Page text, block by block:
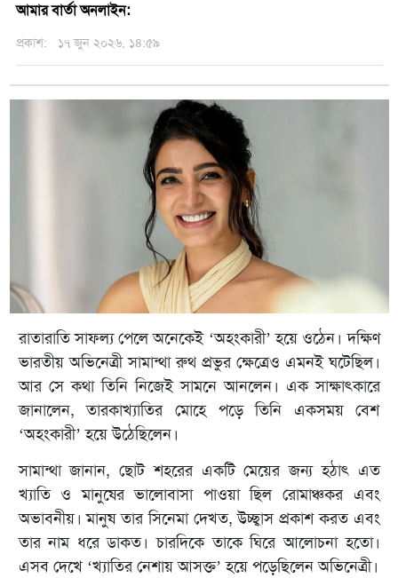
আমার বার্তা অনলাইন:
প্রকাশ: ১৭ জুন ২০২৬, ১৪:৫৯
রাতারাতি সাফল্য পেলে অনেকেই ‘অহংকারী’ হয়ে ওঠেন। দক্ষিণ
ভারতীয় অভিনেত্রী সামান্থা রুথ প্রভুর ক্ষেত্রেও এমনই ঘটেছিল।
আর সে কথা তিনি নিজেই সামনে আনলেন। এক সাক্ষাৎকারে
জানালেন, তারকাখ্যাতির মোহে পড়ে তিনি একসময় বেশ
‘অহংকারী’ হয়ে উঠেছিলেন।
সামান্থা জানান, ছোট শহরের একটি মেয়ের জন্য হঠাৎ এত
খ্যাতি ও মানুষের ভালোবাসা পাওয়া ছিল রোমাঞ্চকর এবং
অভাবনীয়। মানুষ তার সিনেমা দেখত, উচ্ছ্বাস প্রকাশ করত এবং
তার নাম ধরে ডাকত। চারদিকে তাকে ঘিরে আলোচনা হতো।
এসব দেখে ‘খ্যাতির নেশায় আসক্ত’ হয়ে পড়েছিলেন অভিনেত্রী।